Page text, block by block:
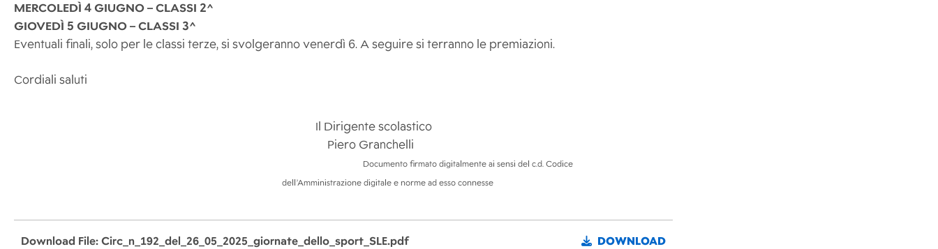
MERCOLEDÌ 4 GIUGNO – CLASSI 2^
GIOVEDÌ 5 GIUGNO – CLASSI 3^
Eventuali finali, solo per le classi terze, si svolgeranno venerdì 6. A seguire si terranno le premiazioni.
Cordiali saluti
Il Dirigente scolastico
Piero Granchelli
Documento firmato digitalmente ai sensi del c.d. Codice
dell’Amministrazione digitale e norme ad esso connesse
Download File: Circ_n_192_del_26_05_2025_giornate_dello_sport_SLE.pdf DOWNLOAD